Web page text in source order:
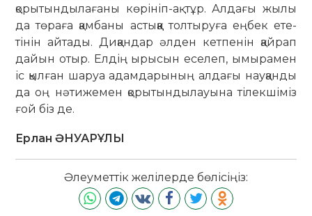
қорытындылағаны кө­рініп-ақ тұр. Алдағы жылы
да төраға қамбаны астыққа толтыруға еңбек ете­
тінін айтады. Диқандар әлден кетпенін қайрап
дайын отыр. Елдің ырысын еселеп, ымырамен
іс қылған шаруа адамдарының алдағы науқанды
да оң нәтижемен қорытындылауына тілек­шіміз
ғой біз де.
Ерлан ӘНУАРҰЛЫ
Әлеуметтік желілерде бөлісіңіз: